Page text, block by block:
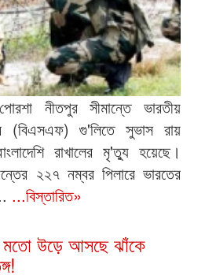
নীতপুর সীমান্তে ভারতীয়
(বিএসএফ) গু'লিতে সুভাস রায়
রাখালের মৃ'ত্যু হয়েছে।
২২৭ নম্বর পিলারে ভারতের
...বিস্তারিত»
মতো উড়ে আসছে ঝাঁকে